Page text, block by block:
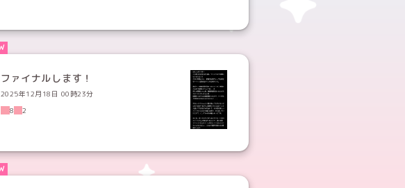
ファイナルします！
2025年12月18日 00時23分
8
2